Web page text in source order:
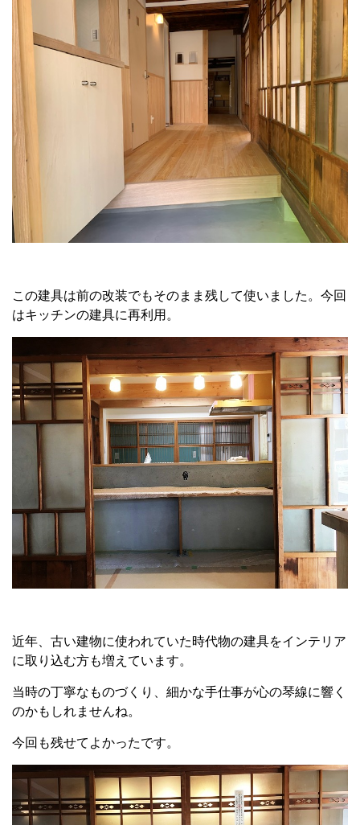
この建具は前の改装でもそのまま残して使いました。今回
はキッチンの建具に再利用。
近年、古い建物に使われていた時代物の建具をインテリア
に取り込む方も増えています。
当時の丁寧なものづくり、細かな手仕事が心の琴線に響く
のかもしれませんね。
今回も残せてよかったです。